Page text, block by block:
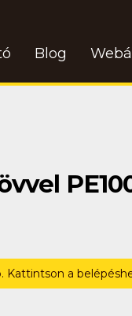
Blog
Kattintson a